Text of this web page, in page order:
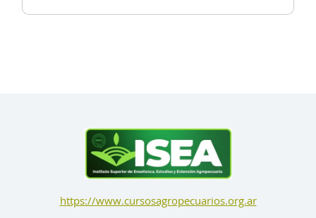
https://www.cursosagropecuarios.org.ar